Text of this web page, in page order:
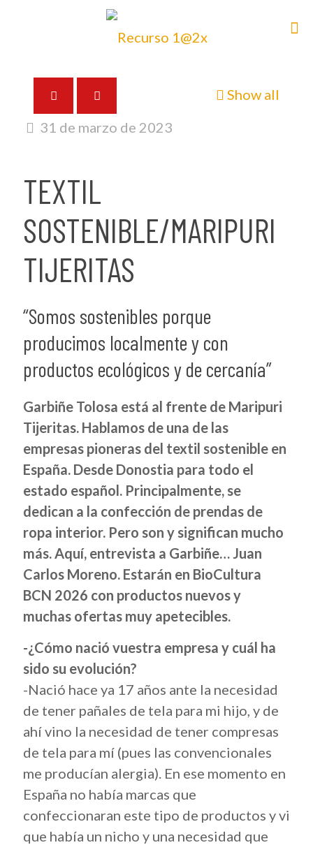
Show all
31 de marzo de 2023
TEXTIL
SOSTENIBLE/MARIPURI
TIJERITAS
“Somos sostenibles porque
producimos localmente y con
productos ecológicos y de cercanía”
Garbiñe Tolosa está al frente de Maripuri
Tijeritas. Hablamos de una de las
empresas pioneras del textil sostenible en
España. Desde Donostia para todo el
estado español. Principalmente, se
dedican a la confección de prendas de
ropa interior. Pero son y significan mucho
más. Aquí, entrevista a Garbiñe… Juan
Carlos Moreno. Estarán en BioCultura
BCN 2026 con productos nuevos y
muchas ofertas muy apetecibles.
-¿Cómo nació vuestra empresa y cuál ha
sido su evolución?
-Nació hace ya 17 años ante la necesidad
de tener pañales de tela para mi hijo, y de
ahí vino la necesidad de tener compresas
de tela para mí (pues las convencionales
me producían alergia). En ese momento en
España no había marcas que
confeccionaran este tipo de productos y vi
que había un nicho y una necesidad que